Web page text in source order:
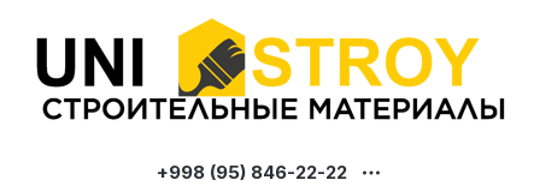
+998 (95) 846-22-22